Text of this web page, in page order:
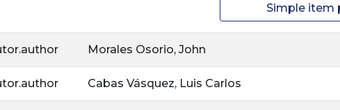
Simple item
Morales Osorio, John
Cabas Vásquez, Luis Carlos